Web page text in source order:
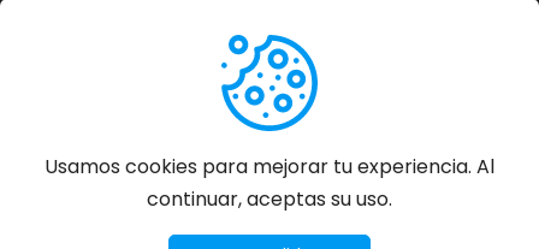
calidad. A su vez, en tiendas online puede recoger la opinión
de sus clientes de forma imparcial y acreditar su buen
servicio a los clientes de forma automática incrementando
Más información
Usamos cookies para mejorar tu experiencia. Al
continuar, aceptas su uso.